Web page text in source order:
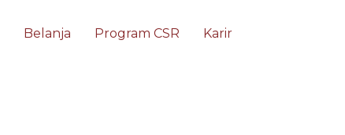
Belanja Program CSR Karir